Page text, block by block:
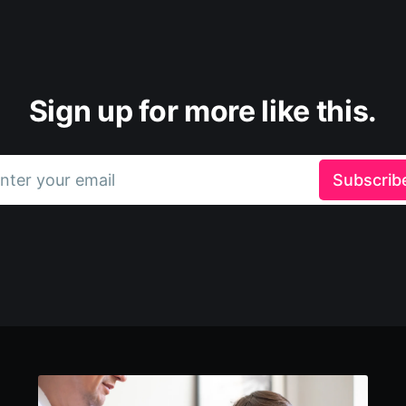
Sign up for more like this.
your email